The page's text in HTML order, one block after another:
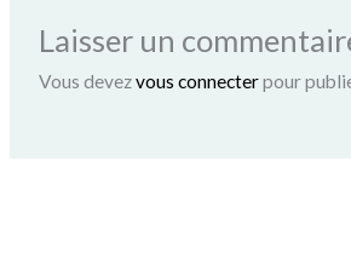
Laisser un
Vous devezvous connecterpour